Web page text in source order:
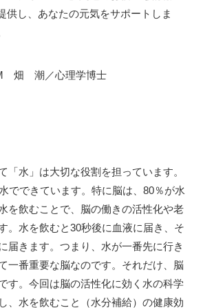
供し、あなたの元気をサポートしま
畑 潮／心理学博士
「水」は大切な役割を担っています。
でできています。特に脳は、80％が水
を飲むことで、脳の働きの活性化や老
。水を飲むと30秒後に血液に届き、そ
届きます。つまり、水が一番先に行き
一番重要な脳なのです。それだけ、脳
す。今回は脳の活性化に効く水の科学
、水を飲むこと（水分補給）の健康効